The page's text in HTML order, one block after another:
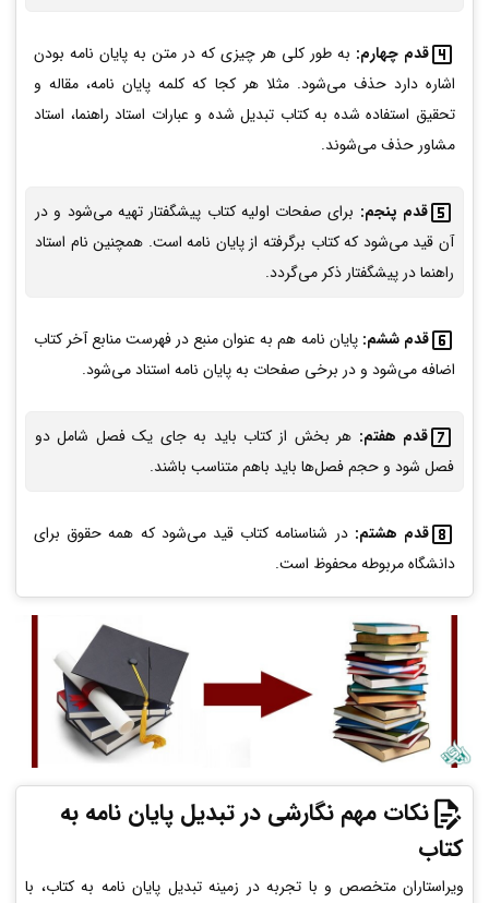
قدم چهارم: به طور کلی هر چیزی که در متن به پایان نامه بودن
اشاره دارد حذف می‌شود. مثلا هر کجا که کلمه پایان نامه، مقاله و
تحقیق استفاده شده به کتاب تبدیل شده و عبارات استاد راهنما، استاد
مشاور حذف می‌شوند.
قدم پنجم: برای صفحات اولیه کتاب پیشگفتار تهیه می‌شود و در
آن قید می‌شود که کتاب برگرفته از پایان نامه است. همچنین نام استاد
راهنما در پیشگفتار ذکر می‌گردد.
قدم ششم: پایان نامه هم به عنوان منبع در فهرست منابع آخر کتاب
اضافه می‌شود و در برخی صفحات به پایان نامه استناد می‌شود.
قدم هفتم: هر بخش از کتاب باید به جای یک فصل شامل دو
فصل شود و حجم فصل‌ها باید باهم متناسب باشند.
قدم هشتم:در شناسنامه کتاب قید می‌شود که همه حقوق برای
دانشگاه مربوطه محفوظ است.
نکات مهم نگارشی در تبدیل پایان نامه به
کتاب
ویراستاران متخصص و با تجربه در زمینه تبدیل پایان نامه به کتاب، با